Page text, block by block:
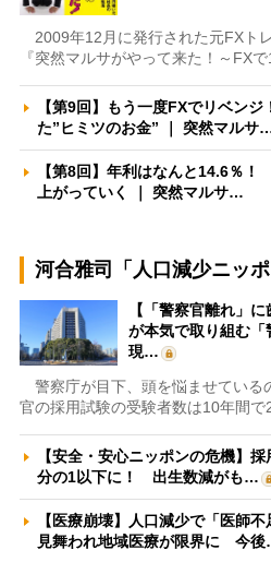
2009年12月に発行された元FXト
『突然マルサがやって来た！～FX
【第9回】もう一度FXでリベン
た”ヒミツのお金” ｜ 突然マルサ
【第8回】年利はなんと14.6％
上がっていく ｜ 突然マルサ…
河合雅司「人口減少ニッポ
【「警察官離れ」
が本気で取り組む
現…
警察庁が目下、頭を悩ませている
官の採用試験の受験者数は10年間で
【安全・安心ニッポンの危機】
分の1以下に！ 出生数減がも…
【医療崩壊】人口減少で「医師
見舞われ地域医療が限界に 今